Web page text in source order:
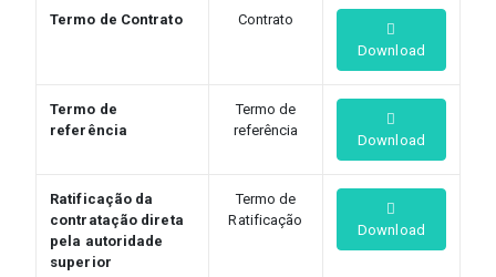
Termo de Contrato
Contrato
Download
Termo de
referência
Termo de
referência
Download
Ratificação da
contratação direta
pela autoridade
superior
Termo de
Ratificação
Download